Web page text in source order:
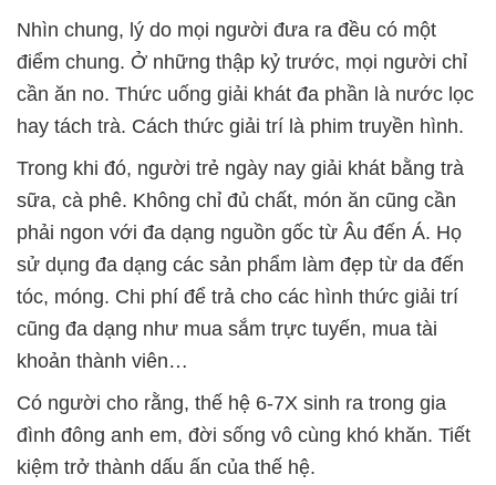
Nhìn chung, lý do mọi người đưa ra đều có một
điểm chung. Ở những thập kỷ trước, mọi người chỉ
cần ăn no. Thức uống giải khát đa phần là nước lọc
hay tách trà. Cách thức giải trí là phim truyền hình.
Trong khi đó, người trẻ ngày nay giải khát bằng trà
sữa, cà phê. Không chỉ đủ chất, món ăn cũng cần
phải ngon với đa dạng nguồn gốc từ Âu đến Á. Họ
sử dụng đa dạng các sản phẩm làm đẹp từ da đến
tóc, móng. Chi phí để trả cho các hình thức giải trí
cũng đa dạng như mua sắm trực tuyến, mua tài
khoản thành viên…
Có người cho rằng, thế hệ 6-7X sinh ra trong gia
đình đông anh em, đời sống vô cùng khó khăn. Tiết
kiệm trở thành dấu ấn của thế hệ.